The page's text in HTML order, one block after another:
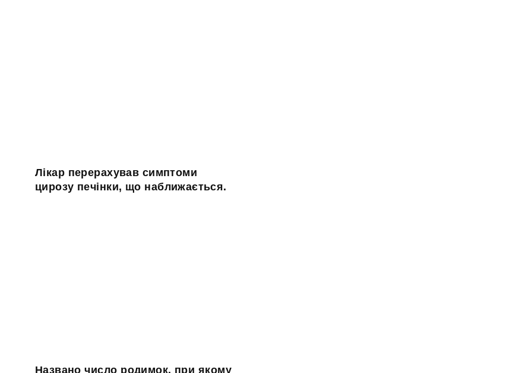
Лікар перерахував симптоми
цирозу печінки, що наближається.
Названо число родимок, при якому